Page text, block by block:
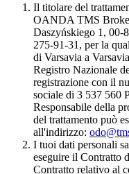
Il titolare del
OANDA TMS
Daszyńskiego 1, 00-
275-91-31, per la
di Varsavia a
Registro Nazionale
registrazione con il
sociale di 3 537 560
Responsabile della
del trattamento può
all'indirizzo:
I tuoi dati personali
eseguire il Contratto
Contratto relativo al